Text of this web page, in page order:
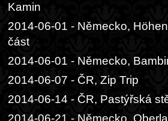
Kamin
2014-06-01 - Německo,
část
2014-06-01 - Německo,
2014-06-07 - ČR, Zip Trip
2014-06-14 - ČR, Pastýřská
2014-06-21 - Německo,